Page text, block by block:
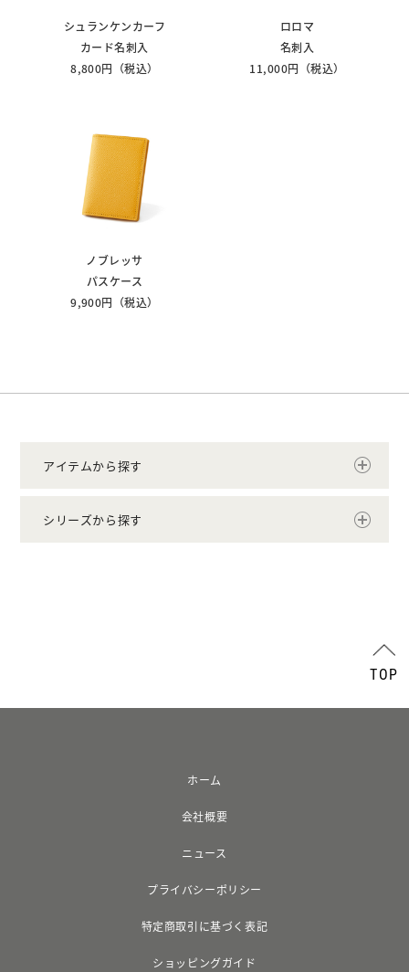
シュランケンカーフ
カード名刺入
8,800円（税込）
ロロマ
名刺入
11,000円（税込）
ノブレッサ
パスケース
9,900円（税込）
アイテムから探す
シリーズから探す
TOP
ホーム
会社概要
ニュース
プライバシーポリシー
特定商取引に基づく表記
ショッピングガイド